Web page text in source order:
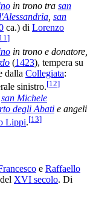
in trono tra san
san
ca.) di Lorenzo
11 ]
in trono e donatore,
(1423), tempera su
dalla Collegiata:
sinistro.[12]
san Michele
degli Abati e angeli
Lippi.[13]
e Raffaello
XVI secolo. Di